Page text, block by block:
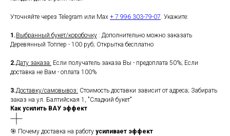
Уточняйте через Telegram или Max + 7 996 303-79-07. Укажите:
1.Выбранный букет/коробочку : Дополнительно можно заказать
Деревянный Топпер - 100 руб; Открытка бесплатно
2.Дату заказа: Если получатель заказа Вы - предоплата 50%; Если
доставка не Вам - оплата 100%
3.Доставку/самовывоз: Стоимость доставки зависит от адреса; Забирать
заказ на ул. Балтийская 1, "Сладкий букет"
Как усилить ВАУ эффект
🎯 Почему доставка на работу усиливает эффект